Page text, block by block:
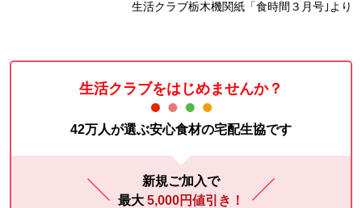
生活クラブ栃木機関紙「食時間３月号｣より
生活クラブをはじめませんか？
42万人が選ぶ安心食材の宅配生協です
新規ご加入で
最大 5,000円値引き！